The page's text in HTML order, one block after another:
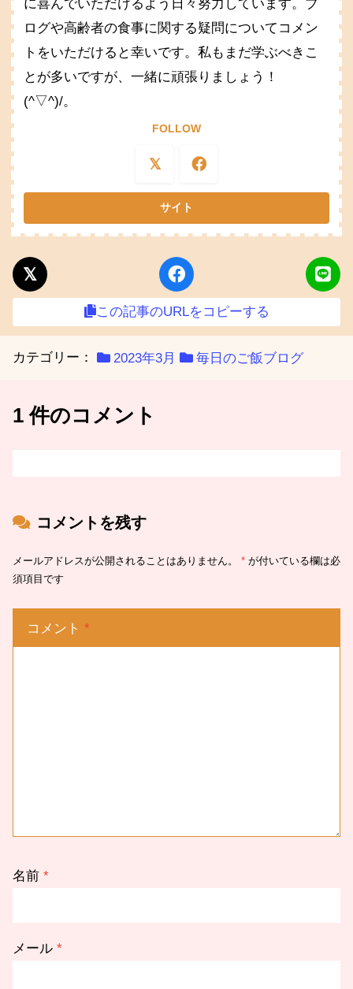
に喜んでいただけるよう日々努力しています。ブ
ログや高齢者の食事に関する疑問についてコメン
トをいただけると幸いです。私もまだ学ぶべきこ
とが多いですが、一緒に頑張りましょう！
(^▽^)/。
FOLLOW
この記事のURLをコピーする
カテゴリー： 2023年3月 毎日のご飯ブログ
1 件のコメント
コメントを残す
メールアドレスが公開されることはありません。 * が付いている欄は必
須項目です
コメント *
名前 *
メール *